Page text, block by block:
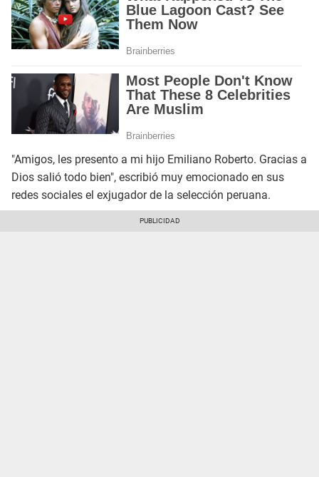
"Amigos, les presento a mi hijo Emiliano Roberto. Gracias a
Dios salió todo bien", escribió muy emocionado en sus
redes sociales el exjugador de la selección peruana.